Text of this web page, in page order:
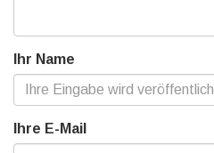
Ihr Name
Ihre E-Mail